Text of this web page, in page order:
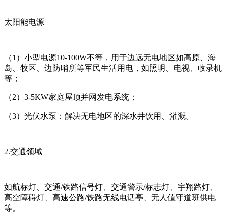
太阳能电源
（1）小型电源10-100W不等，用于边远无电地区如高原、海
岛、牧区、边防哨所等军民生活用电，如照明、电视、收录机
等；
（2）3-5KW家庭屋顶并网发电系统；
（3）光伏水泵：解决无电地区的深水井饮用、灌溉。
2.交通领域
如航标灯、交通/铁路信号灯、交通警示/标志灯、宇翔路灯、
高空障碍灯、高速公路/铁路无线电话亭、无人值守道班供电
等。